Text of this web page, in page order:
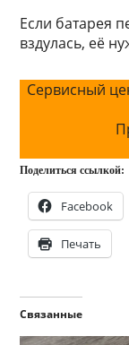
Если батарея
вздулась, её
Сервисный
Поделиться ссылкой:
Facebook
Печать
Связанные